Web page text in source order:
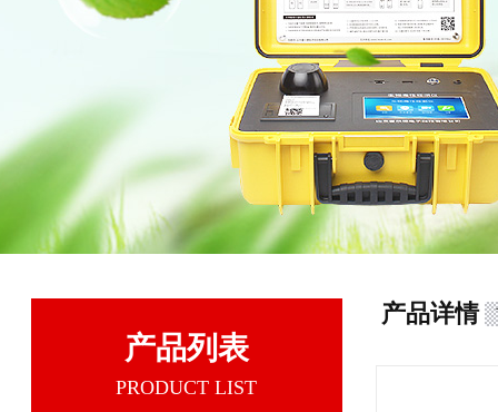
产品列表
PRODUCT LIST
产品详情